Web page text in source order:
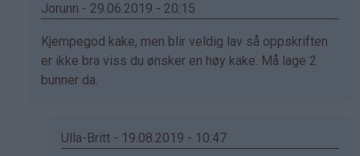
av
(ikke
bekreftet)
Jorunn - 29.06.2019 - 20:15
Som
svar
på
(ikke
Kjempegod kake, men blir veldig lav så oppskriften
er ikke bra viss du ønsker en høy kake. Må lage 2
bunner da.
Ulla-Britt - 19.08.2019 - 10:47